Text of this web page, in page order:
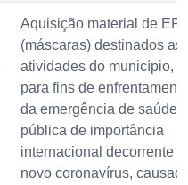
Aquisição material de EPI
(máscaras) destinados as
atividades do município,
para fins de enfrentamento
da emergência de saúde
pública de importância
internacional decorrente
novo coronavírus,